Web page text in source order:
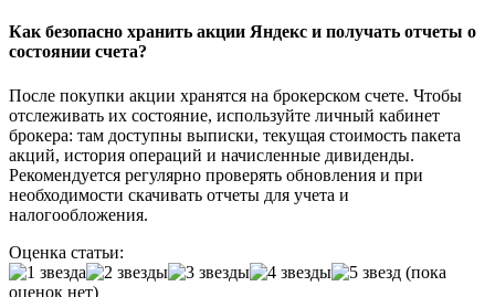
Как безопасно хранить акции Яндекс и получать отчеты о
состоянии счета?
После покупки акции хранятся на брокерском счете. Чтобы
отслеживать их состояние, используйте личный кабинет
брокера: там доступны выписки, текущая стоимость пакета
акций, история операций и начисленные дивиденды.
Рекомендуется регулярно проверять обновления и при
необходимости скачивать отчеты для учета и
налогообложения.
Оценка статьи:
(пока
оценок нет)